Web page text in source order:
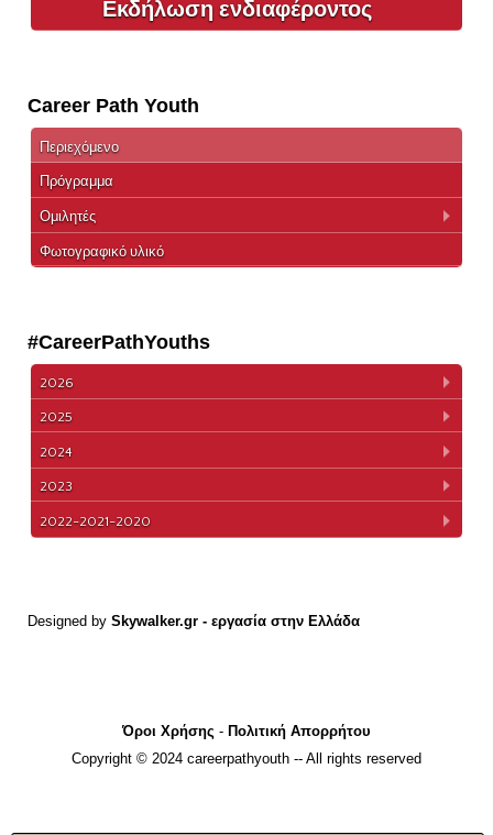
Εκδήλωση ενδιαφέροντος
Career Path Youth
Περιεχόμενο
Πρόγραμμα
Ομιλητές
Φωτογραφικό υλικό
#CareerPathYouths
2026
2025
2024
2023
2022-2021-2020
Designed by Skywalker.gr - εργασία στην Ελλάδα
Όροι Χρήσης - Πολιτική Απορρήτου
Copyright © 2024 careerpathyouth -- All rights reserved